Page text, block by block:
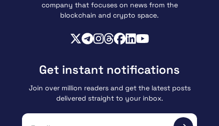
company that focuses on news from the
blockchain and crypto space.
Get instant notifications
Join over million readers and get the latest posts
delivered straight to your inbox.